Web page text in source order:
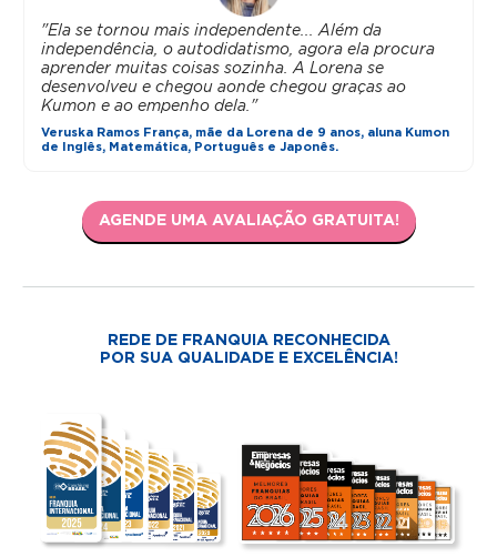
"Ela se tornou mais independente... Além da
independência, o autodidatismo, agora ela procura
aprender muitas coisas sozinha. A Lorena se
desenvolveu e chegou aonde chegou graças ao
Kumon e ao empenho dela."
Veruska Ramos França, mãe da Lorena de 9 anos, aluna Kumon
de Inglês, Matemática, Português e Japonês.
AGENDE UMA AVALIAÇÃO GRATUITA!
REDE DE FRANQUIA RECONHECIDA
POR SUA QUALIDADE E EXCELÊNCIA!